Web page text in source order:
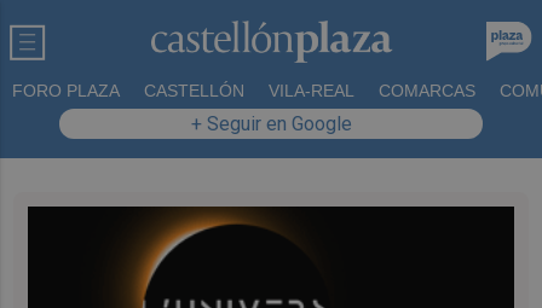
FORO PLAZA CASTELLÓN VILA-REAL COMARCAS
+ Seguir en Google